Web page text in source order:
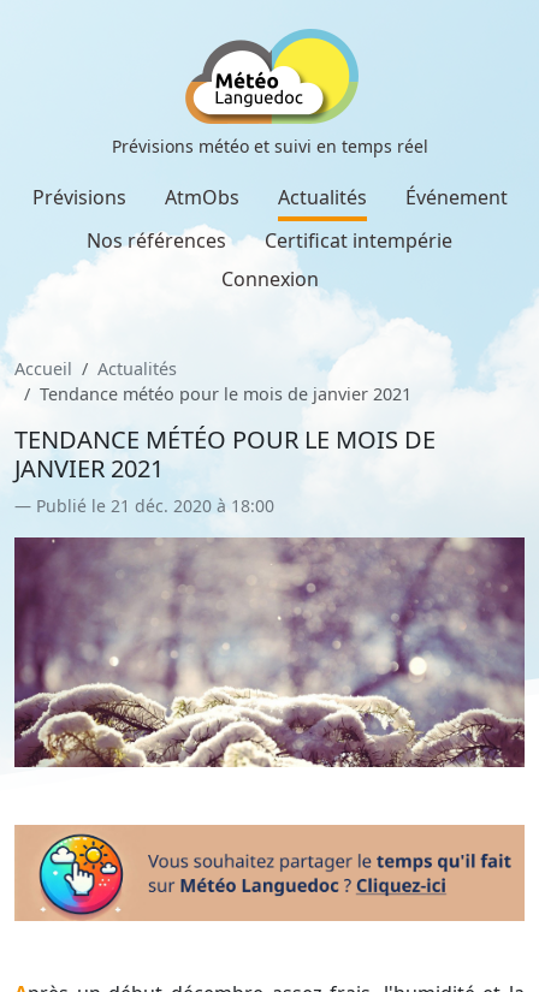
Prévisions météo et suivi en temps réel
Prévisions AtmObs Actualités
Événement
Nos références
Certificat intempérie
Connexion
Accueil
Actualités
Tendance météo pour le mois de janvier 2021
TENDANCE MÉTÉO POUR LE MOIS DE
JANVIER 2021
Publié le 21 déc. 2020 à 18:00